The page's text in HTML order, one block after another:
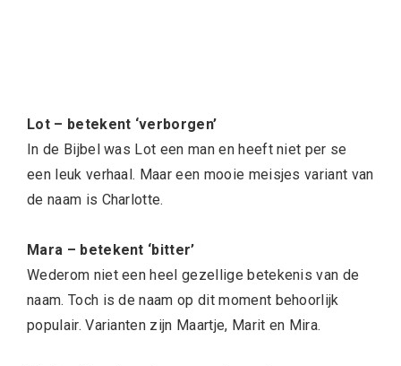
Lot – betekent ‘verborgen’
In de Bijbel was Lot een man en heeft niet per se
een leuk verhaal. Maar een mooie meisjes variant van
de naam is Charlotte.
Mara – betekent ‘bitter’
Wederom niet een heel gezellige betekenis van de
naam. Toch is de naam op dit moment behoorlijk
populair. Varianten zijn Maartje, Marit en Mira.